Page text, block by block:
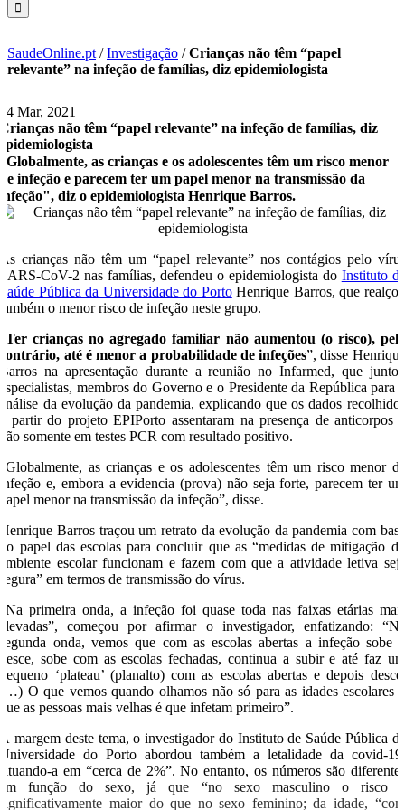
SaudeOnline.pt /Investigação /Crianças não têm “papel
relevante” na infeção de famílias, diz epidemiologista
24 Mar, 2021
Crianças não têm “papel relevante” na infeção de famílias, diz
epidemiologista
“Globalmente, as crianças e os adolescentes têm um risco menor
de infeção e parecem ter um papel menor na transmissão da
infeção", diz o epidemiologista Henrique Barros.
As crianças não têm um “papel relevante” nos contágios pelo vírus
SARS-CoV-2 nas famílias, defendeu o epidemiologista do Instituto de
Saúde Pública da Universidade do PortoHenrique Barros, que realçou
também o menor risco de infeção neste grupo.
Ter crianças no agregado familiar não aumentou (o risco), pelo
contrário, até é menor a probabilidade de infeções”, disse Henrique
Barros na apresentação durante a reunião no Infarmed, que juntou
especialistas, membros do Governo e o Presidente da República para a
análise da evolução da pandemia, explicando que os dados recolhidos
a partir do projeto EPIPorto assentaram na presença de anticorpos e
não somente em testes PCR com resultado positivo.
“Globalmente, as crianças e os adolescentes têm um risco menor de
infeção e, embora a evidencia (prova) não seja forte, parecem ter um
papel menor na transmissão da infeção”, disse.
Henrique Barros traçou um retrato da evolução da pandemia com base
no papel das escolas para concluir que as “medidas de mitigação do
ambiente escolar funcionam e fazem com que a atividade letiva seja
segura” em termos de transmissão do vírus.
“Na primeira onda, a infeção foi quase toda nas faixas etárias mais
elevadas”, começou por afirmar o investigador, enfatizando: “Na
segunda onda, vemos que com as escolas abertas a infeção sobe e
desce, sobe com as escolas fechadas, continua a subir e até faz um
pequeno ‘plateau’ (planalto) com as escolas abertas e depois desce.
(…) O que vemos quando olhamos não só para as idades escolares é
que as pessoas mais velhas é que infetam primeiro”.
À margem deste tema, o investigador do Instituto de Saúde Pública da
Universidade do Porto abordou também a letalidade da covid-19,
situando-a em “cerca de 2%”. No entanto, os números são diferentes
em função do sexo, já que “no sexo masculino o risco é
significativamente maior do que no sexo feminino; da idade, “com